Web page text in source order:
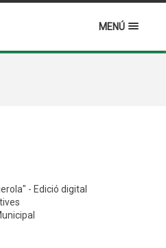
MENÚ
- Edició digital